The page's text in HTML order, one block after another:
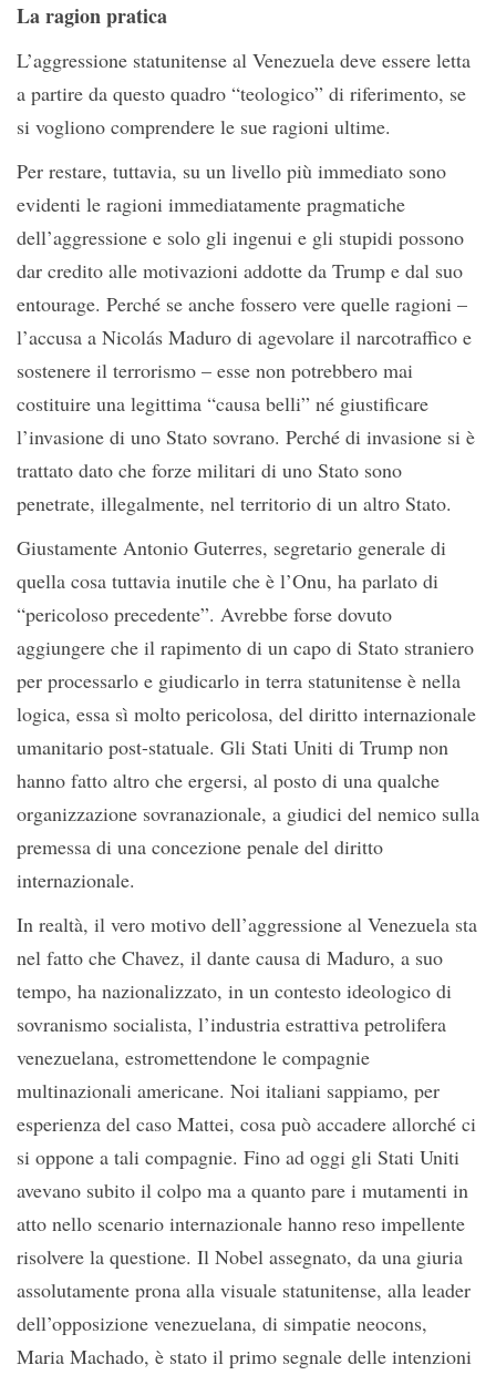
La ragion pratica
L’aggressione statunitense al Venezuela deve essere letta
a partire da questo quadro “teologico” di riferimento, se
si vogliono comprendere le sue ragioni ultime.
Per restare, tuttavia, su un livello più immediato sono
evidenti le ragioni immediatamente pragmatiche
dell’aggressione e solo gli ingenui e gli stupidi possono
dar credito alle motivazioni addotte da Trump e dal suo
entourage. Perché se anche fossero vere quelle ragioni –
l’accusa a Nicolás Maduro di agevolare il narcotraffico e
sostenere il terrorismo – esse non potrebbero mai
costituire una legittima “causa belli” né giustificare
l’invasione di uno Stato sovrano. Perché di invasione si è
trattato dato che forze militari di uno Stato sono
penetrate, illegalmente, nel territorio di un altro Stato.
Giustamente Antonio Guterres, segretario generale di
quella cosa tuttavia inutile che è l’Onu, ha parlato di
“pericoloso precedente”. Avrebbe forse dovuto
aggiungere che il rapimento di un capo di Stato straniero
per processarlo e giudicarlo in terra statunitense è nella
logica, essa sì molto pericolosa, del diritto internazionale
umanitario post-statuale. Gli Stati Uniti di Trump non
hanno fatto altro che ergersi, al posto di una qualche
organizzazione sovranazionale, a giudici del nemico sulla
premessa di una concezione penale del diritto
internazionale.
In realtà, il vero motivo dell’aggressione al Venezuela sta
nel fatto che Chavez, il dante causa di Maduro, a suo
tempo, ha nazionalizzato, in un contesto ideologico di
sovranismo socialista, l’industria estrattiva petrolifera
venezuelana, estromettendone le compagnie
multinazionali americane. Noi italiani sappiamo, per
esperienza del caso Mattei, cosa può accadere allorché ci
si oppone a tali compagnie. Fino ad oggi gli Stati Uniti
avevano subito il colpo ma a quanto pare i mutamenti in
atto nello scenario internazionale hanno reso impellente
risolvere la questione. Il Nobel assegnato, da una giuria
assolutamente prona alla visuale statunitense, alla leader
dell’opposizione venezuelana, di simpatie neocons,
Maria Machado, è stato il primo segnale delle intenzioni